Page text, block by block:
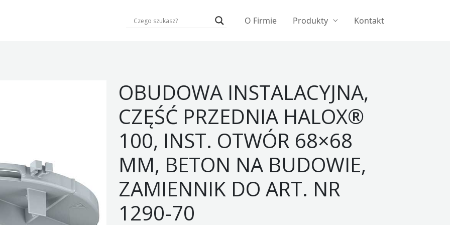
O Firmie Produkty Kontakt
OBUDOWA INSTALACYJNA,
CZĘŚĆ PRZEDNIA HALOX®
100, INST. OTWÓR 68×68
MM, BETON NA BUDOWIE,
ZAMIENNIK DO ART. NR
1290-70